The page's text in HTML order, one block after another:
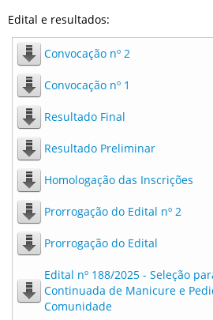
Edital e resultados:
Convocação nº 2
Convocação nº 1
Resultado Final
Resultado Preliminar
Homologação das Inscrições
Prorrogação do Edital nº 2
Prorrogação do Edital
Edital nº 188/2025 - Seleção
Continuada de Manicure e
Comunidade